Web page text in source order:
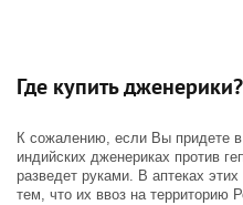
Где купить дженерики?
К сожалению, если Вы придете
индийских дженериках против
разведет руками. В аптеках
тем, что их ввоз на территорию